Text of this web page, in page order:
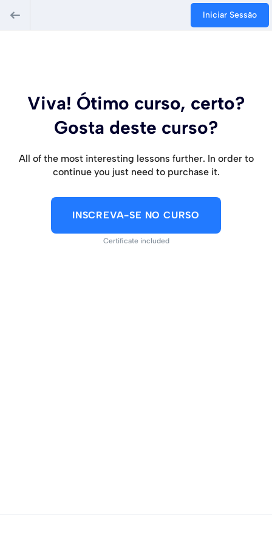
Iniciar Sessão
Viva! Ótimo curso, certo?
Gosta deste curso?
All of the most interesting lessons further. In order to
continue you just need to purchase it.
INSCREVA-SE NO CURSO
Certificate included